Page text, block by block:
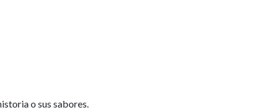
o sus sabores.